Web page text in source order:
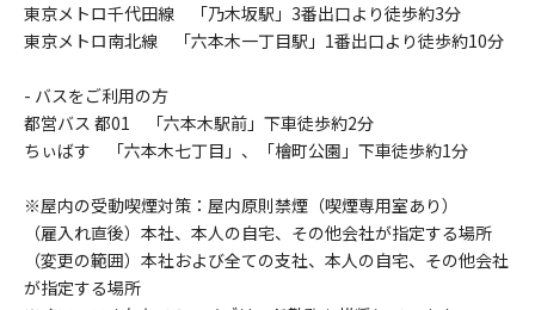
東京メトロ千代田線 「乃木坂駅」3番出口より徒歩約3分
東京メトロ南北線 「六本木一丁目駅」1番出口より徒歩約10分
- バスをご利用の方
都営バス 都01 「六本木駅前」下車徒歩約2分
ちぃばす 「六本木七丁目」、「檜町公園」下車徒歩約1分
※屋内の受動喫煙対策：屋内原則禁煙（喫煙専用室あり）
（雇入れ直後）本社、本人の自宅、その他会社が指定する場所
（変更の範囲）本社および全ての支社、本人の自宅、その他会社
が指定する場所